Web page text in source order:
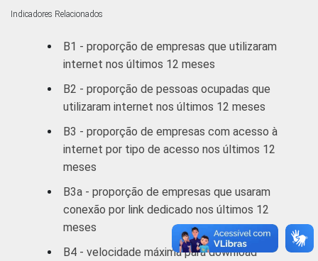
veículos
automotores e
78
Alojamento e
alimentação
imobiliárias;
Atividades
profissionais,
científicas e
técnicas;
Indicadores Relacionados
B1 - proporção de empresas que utilizaram
internet nos últimos 12 meses
B2 - proporção de pessoas ocupadas que
utilizaram internet nos últimos 12 meses
B3 - proporção de empresas com acesso à
internet por tipo de acesso nos últimos 12
meses
B3a - proporção de empresas que usaram
conexão por link dedicado nos últimos 12
meses
B4 - velocidade máxima para download